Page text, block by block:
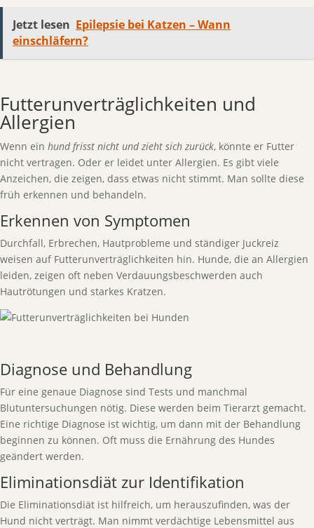
Jetzt lesen Epilepsie bei Katzen – Wann
einschläfern?
Futterunverträglichkeiten und
Allergien
Wenn ein hund frisst nicht und zieht sich zurück, könnte er Futter
nicht vertragen. Oder er leidet unter Allergien. Es gibt viele
Anzeichen, die zeigen, dass etwas nicht stimmt. Man sollte diese
früh erkennen und behandeln.
Erkennen von Symptomen
Durchfall, Erbrechen, Hautprobleme und ständiger Juckreiz
weisen auf Futterunverträglichkeiten hin. Hunde, die an Allergien
leiden, zeigen oft neben Verdauungsbeschwerden auch
Hautrötungen und starkes Kratzen.
Diagnose und Behandlung
Für eine genaue Diagnose sind Tests und manchmal
Blutuntersuchungen nötig. Diese werden beim Tierarzt gemacht.
Eine richtige Diagnose ist wichtig, um dann mit der Behandlung
beginnen zu können. Oft muss die Ernährung des Hundes
geändert werden.
Eliminationsdiät zur Identifikation
Die Eliminationsdiät ist hilfreich, um herauszufinden, was der
Hund nicht verträgt. Man nimmt verdächtige Lebensmittel aus